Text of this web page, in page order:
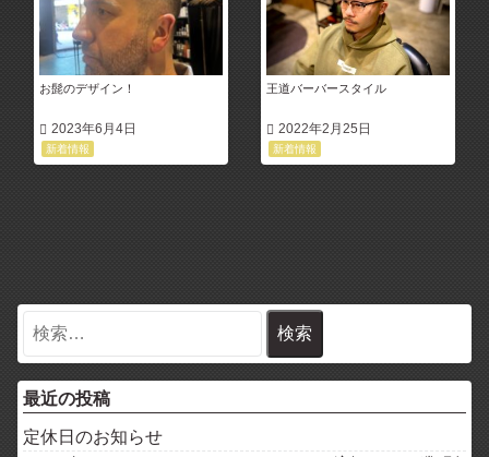
お髭のデザイン！
2023年6月4日
新着情報
王道バーバースタイル
2022年2月25日
新着情報
最近の投稿
定休日のお知らせ